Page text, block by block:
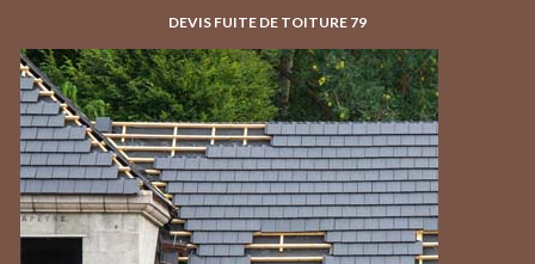
DEVIS FUITE DE TOITURE 79